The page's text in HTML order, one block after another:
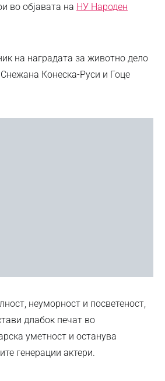
во објавата на НУ Народен
на наградата за животно дело
Конеска-Руси и Гоце
неуморност и посветеност,
длабок печат во
уметност и останува
генерации актери.